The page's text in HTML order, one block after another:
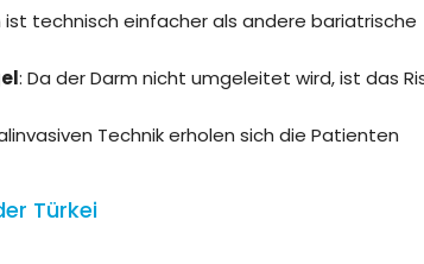
ist technisch einfacher als andere bariatrische
: Da der Darm nicht umgeleitet wird, ist das
Technik erholen sich die Patienten
Türkei